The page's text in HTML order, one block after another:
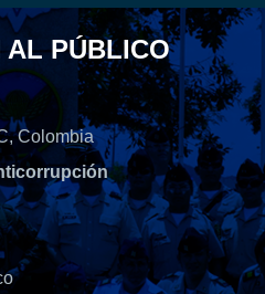
AL PÚBLICO
Colombia